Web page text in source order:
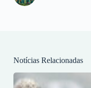
Notícias Relacionadas